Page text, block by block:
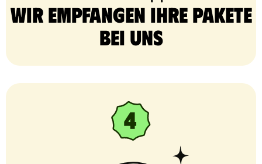
Wir empfangen Ihre Pakete
bei uns